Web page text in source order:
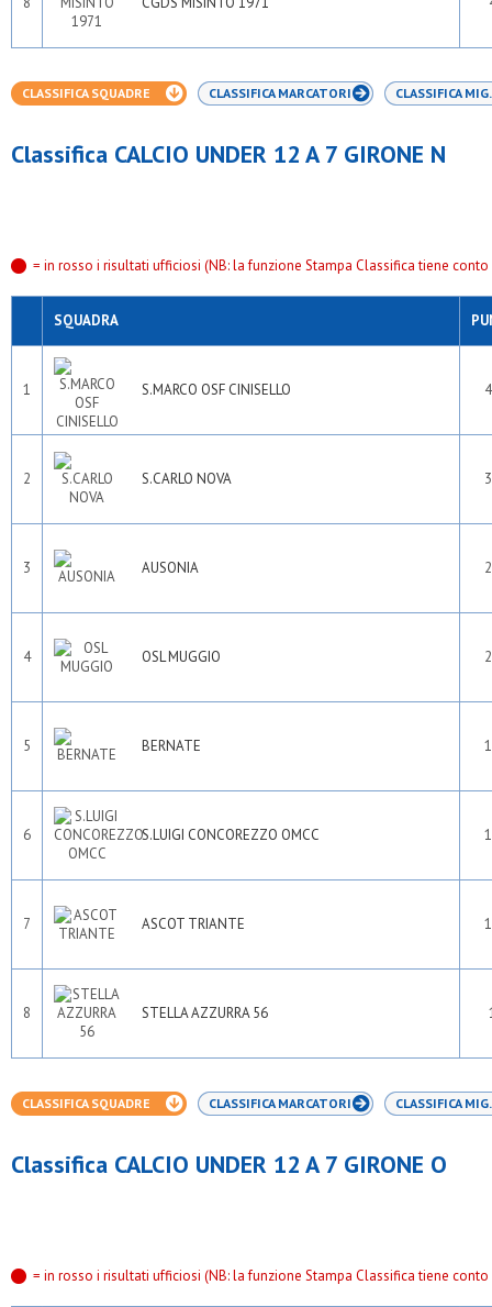
CLASSIFICA SQUADRE CLASSIFICA MARCATORI CLASSIFICA
Classifica CALCIO UNDER 12 A 7 GIRONE N
= in rosso i risultati ufficiosi (NB: la funzione Stampa Classifica tiene
SQUADRA
1 S.MARCO OSF CINISELLO
2 S.CARLO NOVA
3 AUSONIA
4 OSL MUGGIO
5 BERNATE
6 S.LUIGI CONCOREZZO OMCC
7 ASCOT TRIANTE
8 STELLA AZZURRA 56
CLASSIFICA SQUADRE CLASSIFICA MARCATORI CLASSIFICA
Classifica CALCIO UNDER 12 A 7 GIRONE O
= in rosso i risultati ufficiosi (NB: la funzione Stampa Classifica tiene